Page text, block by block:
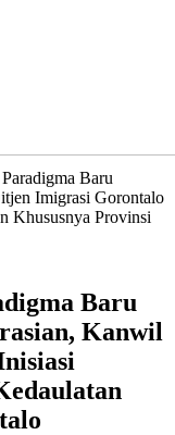
Baru
Imigrasi Gorontalo
Khususnya Provinsi
Baru
Kanwil